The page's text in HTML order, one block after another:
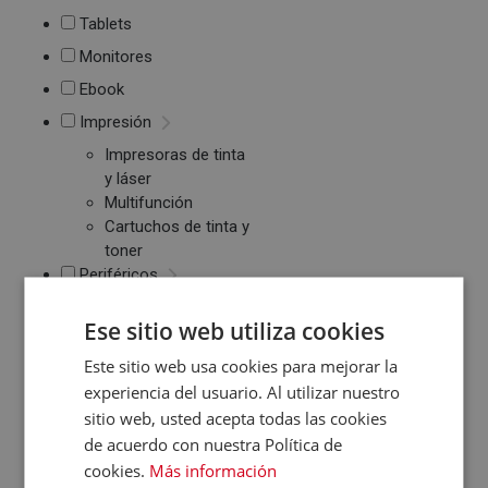
Tablets
Monitores
Ebook
Impresión
Impresoras de tinta
y láser
Multifunción
Cartuchos de tinta y
toner
Periféricos
Teclados
WebCams y
Micrófonos
Almacenamiento
Pendrive y Tarjetas
de Memoria
Discos duros
Ese sitio web utiliza cookies
Este sitio web usa cookies para mejorar la
experiencia del usuario. Al utilizar nuestro
sitio web, usted acepta todas las cookies
de acuerdo con nuestra Política de
cookies. Más información